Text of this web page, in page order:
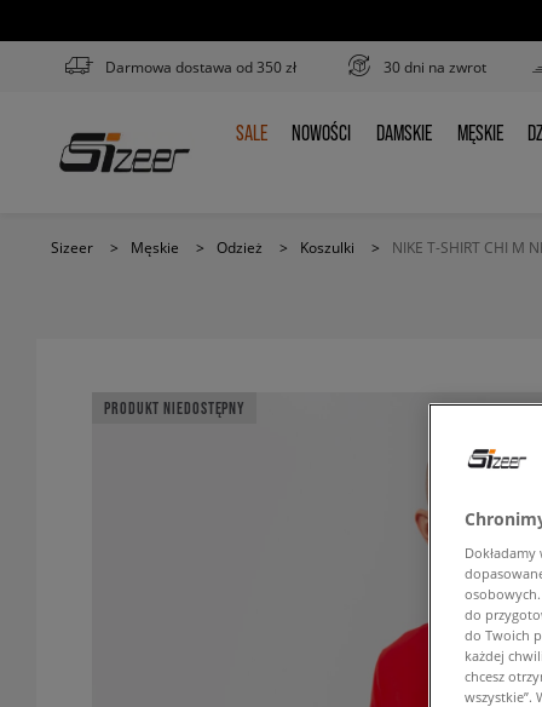
Darmowa dostawa od 350 zł 30 dni na zwrot
SALE
SALE NOWOŚCI
NOWOŚCI DAMSKIE
DAMSKIE MĘSKIE
MĘSKIE
Sizeer > Męskie > Odzież > Koszulki > NIKE T-SHIRT CHI M
PRODUKT NIEDOSTĘPNY
do
do Twoich
każdej
chcesz
wszystkie”.